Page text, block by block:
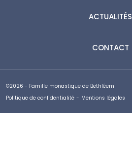
ACTUALITÉS
CONTACT
©2026 - Famille monastique de Bethléem
Politique de confidentialité - Mentions légales